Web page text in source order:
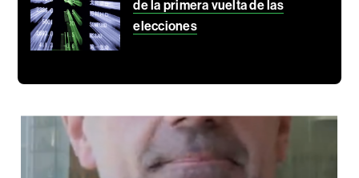
de la primera vuelta de las
elecciones